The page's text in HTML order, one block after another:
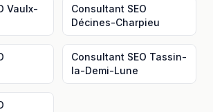
Vaulx-
Consultant SEO
Décines-Charpieu
Consultant SEO Tassin-
la-Demi-Lune